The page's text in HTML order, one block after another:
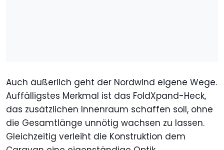
Auch äußerlich geht der Nordwind eigene Wege.
Auffälligstes Merkmal ist das FoldXpand-Heck,
das zusätzlichen Innenraum schaffen soll, ohne
die Gesamtlänge unnötig wachsen zu lassen.
Gleichzeitig verleiht die Konstruktion dem